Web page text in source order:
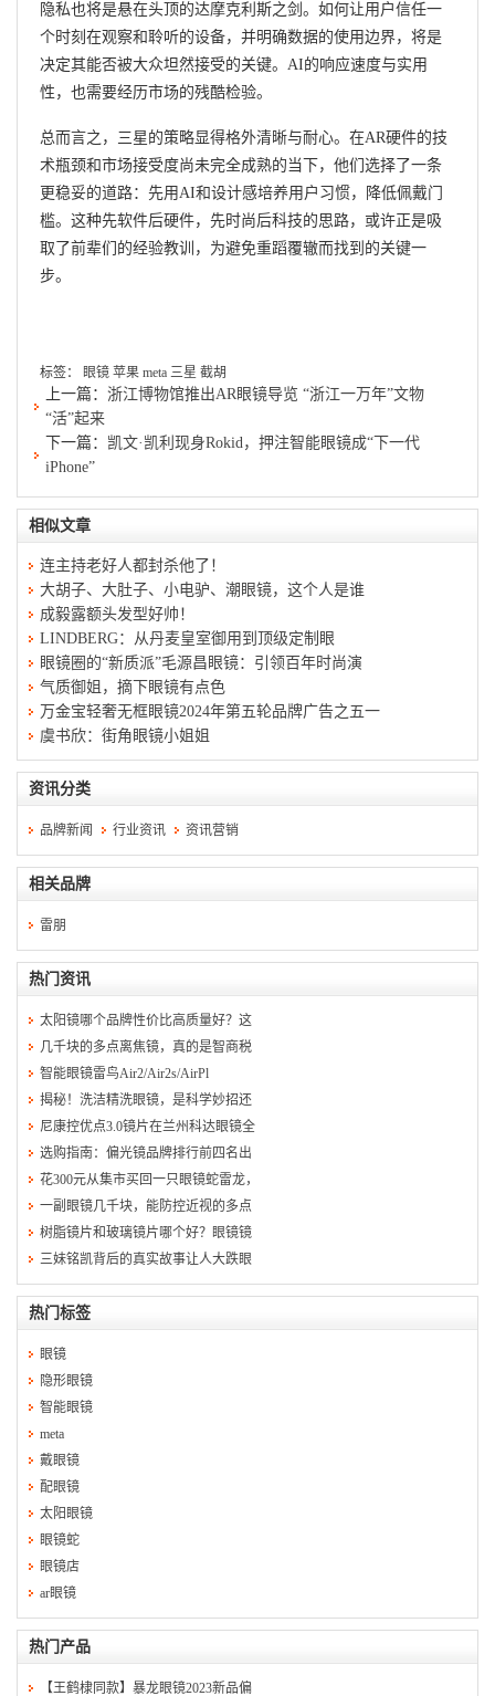
隐私也将是悬在头顶的达摩克利斯之剑。如何让用户信任一
个时刻在观察和聆听的设备，并明确数据的使用边界，将是
决定其能否被大众坦然接受的关键。AI的响应速度与实用
性，也需要经历市场的残酷检验。
总而言之，三星的策略显得格外清晰与耐心。在AR硬件的技
术瓶颈和市场接受度尚未完全成熟的当下，他们选择了一条
更稳妥的道路：先用AI和设计感培养用户习惯，降低佩戴门
槛。这种先软件后硬件，先时尚后科技的思路，或许正是吸
取了前辈们的经验教训，为避免重蹈覆辙而找到的关键一
步。
标签： 眼镜 苹果 meta 三星 截胡
上一篇： 浙江博物馆推出AR眼镜导览 “浙江一万年”文物
“活”起来
下一篇： 凯文·凯利现身Rokid，押注智能眼镜成“下一代
iPhone”
相似文章
连主持老好人都封杀他了！
大胡子、大肚子、小电驴、潮眼镜，这个人是谁
成毅露额头发型好帅！
LINDBERG：从丹麦皇室御用到顶级定制眼
眼镜圈的“新质派”毛源昌眼镜：引领百年时尚演
气质御姐，摘下眼镜有点色
万金宝轻奢无框眼镜2024年第五轮品牌广告之五一
虞书欣：街角眼镜小姐姐
资讯分类
品牌新闻 行业资讯 资讯营销
相关品牌
雷朋
热门资讯
太阳镜哪个品牌性价比高质量好？这
几千块的多点离焦镜，真的是智商税
智能眼镜雷鸟Air2/Air2s/AirPl
揭秘！洗洁精洗眼镜，是科学妙招还
尼康控优点3.0镜片在兰州科达眼镜全
选购指南：偏光镜品牌排行前四名出
花300元从集市买回一只眼镜蛇雷龙，
一副眼镜几千块，能防控近视的多点
树脂镜片和玻璃镜片哪个好？眼镜镜
三妹铭凯背后的真实故事让人大跌眼
热门标签
眼镜
隐形眼镜
智能眼镜
meta
戴眼镜
配眼镜
太阳眼镜
眼镜蛇
眼镜店
ar眼镜
热门产品
【王鹤棣同款】暴龙眼镜2023新品偏